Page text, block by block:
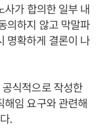
사가 합의한 일부 내
의하지 않고 막말파
명확하게 결론이 나
식적으로 작성한
임 요구와 관련해
.